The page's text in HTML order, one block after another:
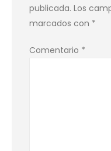
publicada. Los
marcados con *
Comentario *